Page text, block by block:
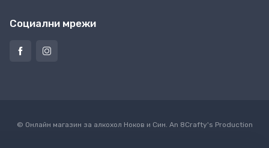
Социални мрежи
© Онлайн магазин за алкохол Ноков и Син. An 8Crafty's Production